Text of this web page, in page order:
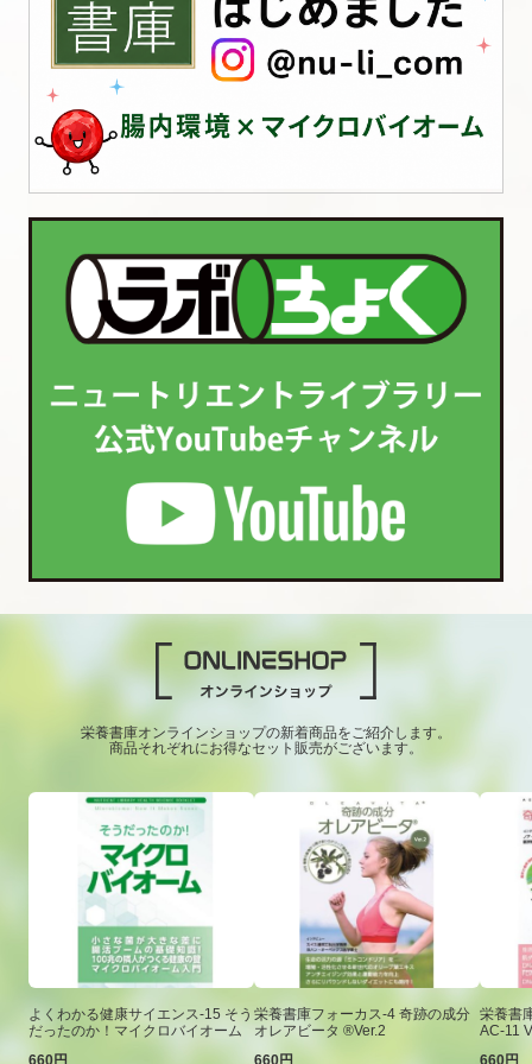
栄養書庫オンラインショップの新着商品をご紹介します。
商品それぞれにお得なセット販売がございます。
よくわかる健康サイエンス-15 そう
だったのか！マイクロバイオーム
660円
栄養書庫フォーカス-4 奇跡の成分
オレアビータ ®Ver.2
660円
栄養書
AC-11
660円